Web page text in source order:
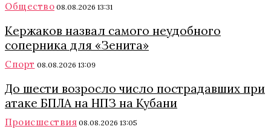
Общество 08.08.2026 13:31
Кержаков назвал самого неудобного
соперника для «Зенита»
Спорт 08.08.2026 13:09
До шести возросло число пострадавших при
атаке БПЛА на НПЗ на Кубани
Происшествия 08.08.2026 13:05